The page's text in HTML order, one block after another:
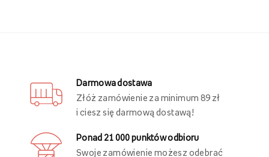
W naszym asortymencie znajdzieszfotoobrazy w różnych
, na które możesz nanosić wybrane grafiki,
umożliwia Ci stworzenie oryginalnej galerii plakatów
Darmowa dostawa
Złóż zamówienie za minimum 89 zł
i ciesz się darmową dostawą!
Ponad 21 000 punktów odbioru
Swoje zamówienie możesz odebrać